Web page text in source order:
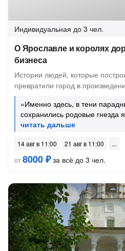
Индивидуальная до 3 чел.
О Ярославле и королях
бизнеса
Истории людей, которые
превратили город в
«Именно здесь, в тени
сохранились родовые гнезда
14 авг в 11:00
21 авг в 11:00
от8000 ₽за всё до 3 чел.